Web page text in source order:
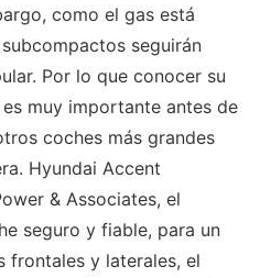
como el gas está
seguirán
Por lo que conocer su
muy importante antes de
coches más grandes
Hyundai Accent
& Associates, el
seguro y fiable, para un
frontales y laterales, el